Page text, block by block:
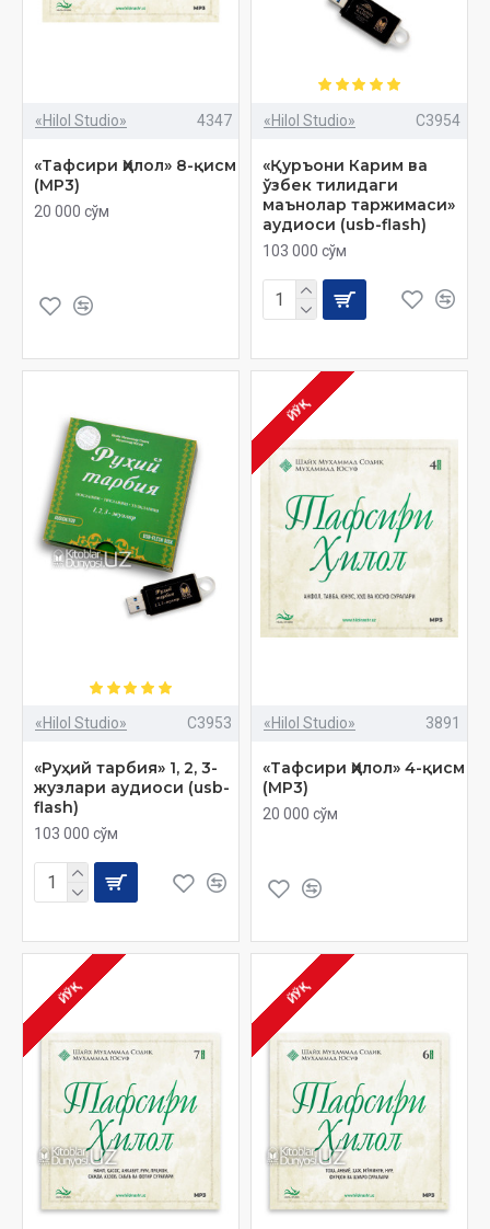
«Hilol Studio» 4347
«Тафсири Ҳилол» 8-қисм
(MP3)
20 000 сўм
«Hilol Studio» C3954
«Қуръони Карим ва
ўзбек тилидаги
маънолар таржимаси»
аудиоси (usb-flash)
103 000 сўм
«Hilol Studio» C3953
«Руҳий тарбия» 1, 2, 3-
жузлари аудиоси (usb-
flash)
103 000 сўм
ЙЎҚ
«Hilol Studio» 3891
«Тафсири Ҳилол» 4-қисм
(MP3)
20 000 сўм
ЙЎҚ ЙЎҚ